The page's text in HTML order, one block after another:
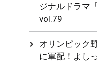
ジナルドラマ
vol.79
オリンピック
に軍配！よし